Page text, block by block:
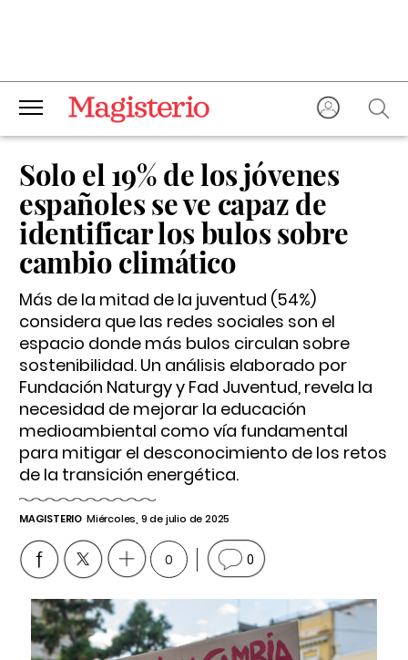
Solo el 19% de los jóvenes
españoles se ve capaz de
identificar los bulos sobre
cambio climático
Más de la mitad de la juventud (54%)
considera que las redes sociales son el
espacio donde más bulos circulan sobre
sostenibilidad. Un análisis elaborado por
Fundación Naturgy y Fad Juventud, revela la
necesidad de mejorar la educación
medioambiental como vía fundamental
para mitigar el desconocimiento de los retos
de la transición energética.
MAGISTERIO Miércoles, 9 de julio de 2025
0 0